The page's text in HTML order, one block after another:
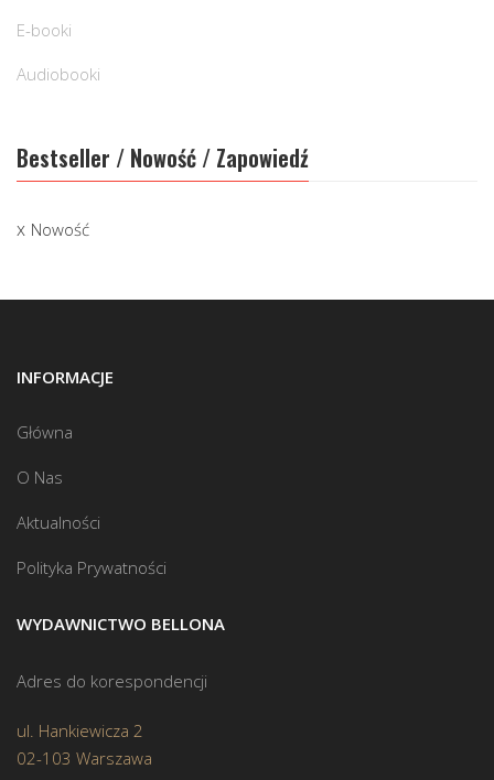
E-booki
Audiobooki
Bestseller / Nowość / Zapowiedź
Nowość
INFORMACJE
Główna
O Nas
Aktualności
Polityka Prywatności
WYDAWNICTWO BELLONA
Adres do korespondencji
ul. Hankiewicza 2
02-103 Warszawa